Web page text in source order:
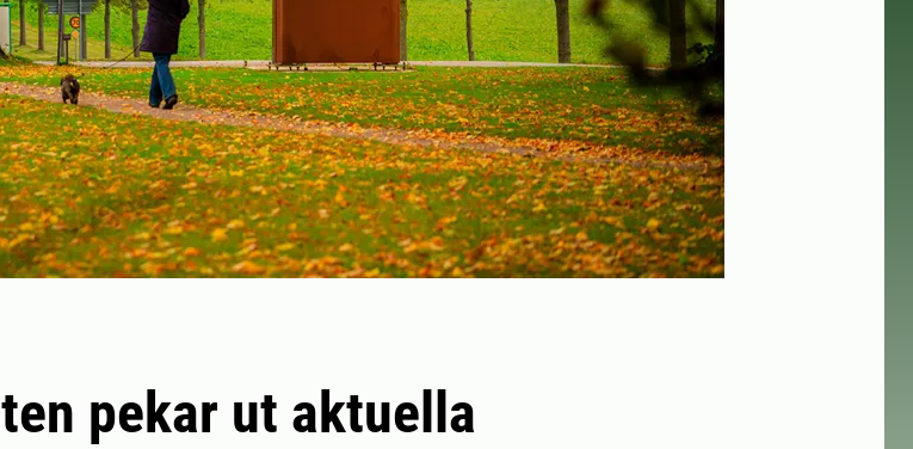
pekar ut aktuella